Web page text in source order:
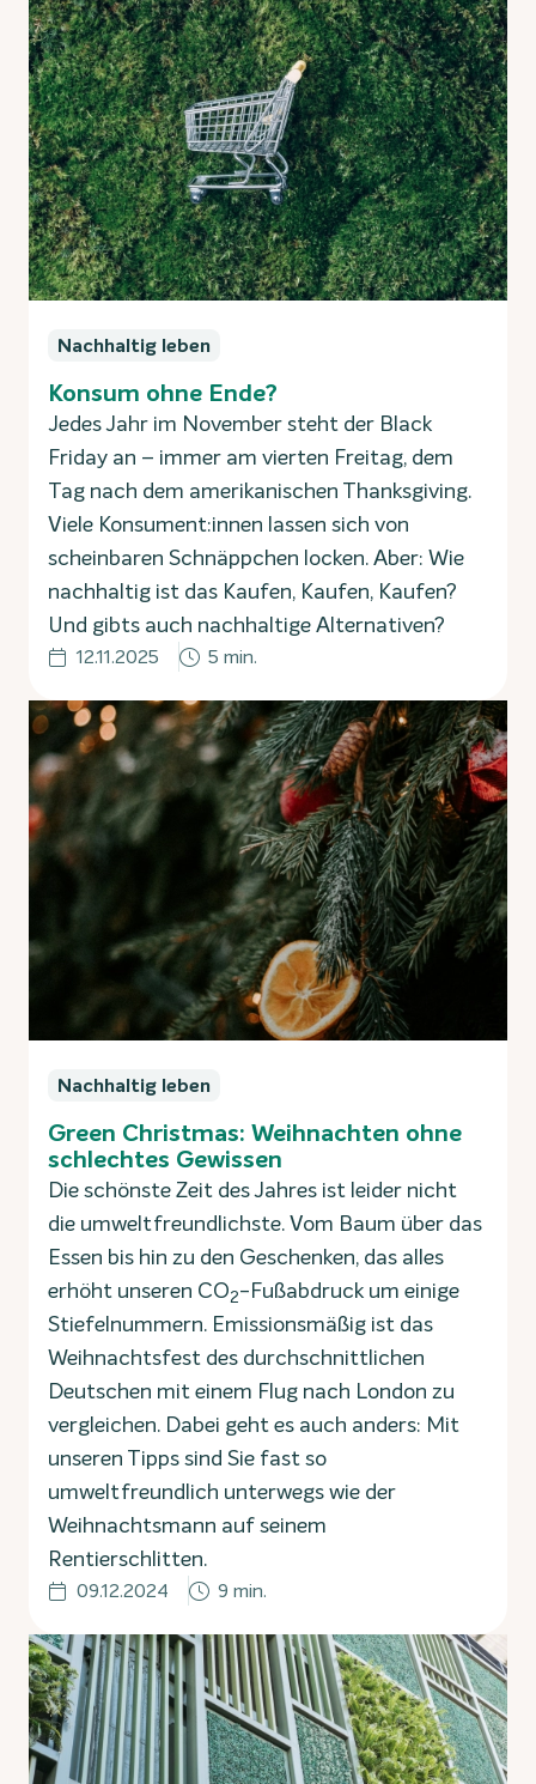
Nachhaltig leben
Konsum ohne Ende?
Jedes Jahr im November steht der Black
Friday an – immer am vierten Freitag, dem
Tag nach dem amerikanischen Thanksgiving.
Viele Konsument:innen lassen sich von
scheinbaren Schnäppchen locken. Aber: Wie
nachhaltig ist das Kaufen, Kaufen, Kaufen?
Und gibts auch nachhaltige Alternativen?
12.11.2025 5 min.
Nachhaltig leben
Green Christmas: Weihnachten ohne
schlechtes Gewissen
Die schönste Zeit des Jahres ist leider nicht
die umweltfreundlichste. Vom Baum über das
Essen bis hin zu den Geschenken, das alles
erhöht unseren CO2-Fußabdruck um einige
Stiefelnummern. Emissionsmäßig ist das
Weihnachtsfest des durchschnittlichen
Deutschen mit einem Flug nach London zu
vergleichen. Dabei geht es auch anders: Mit
unseren Tipps sind Sie fast so
umweltfreundlich unterwegs wie der
Weihnachtsmann auf seinem
Rentierschlitten.
09.12.2024 9 min.